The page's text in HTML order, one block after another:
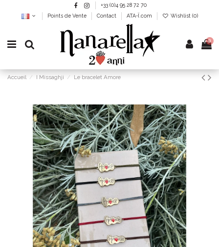
+33 (0)4 95 28 72 70
Points de Vente
Contact ATA-Ï.com Wishlist (0)
0
Accueil I Missaghji Le bracelet Amore